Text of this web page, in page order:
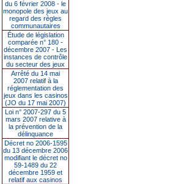
du 6 février 2008 - le
monopole des jeux au
regard des règles
communautaires
Étude de législation
comparée n° 180 -
décembre 2007 - Les
instances de contrôle
du secteur des jeux
Arrêté du 14 mai
2007 relatif à la
réglementation des
jeux dans les casinos
(JO du 17 mai 2007)
Loi n° 2007-297 du 5
mars 2007 relative à
la prévention de la
délinquance
Décret no 2006-1595
du 13 décembre 2006
modifiant le décret no
59-1489 du 22
décembre 1959 et
relatif aux casinos